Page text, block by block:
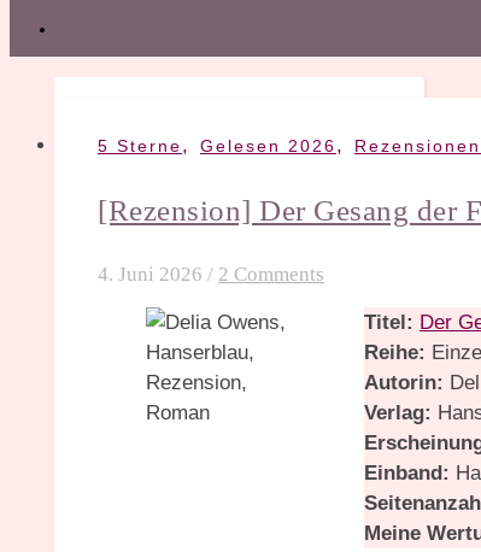
5 Sterne, Gelesen 2026, Rezensionen
[Rezension] Der Gesang der
4. Juni 2026 / 2 Comments
Titel: Der
Reihe:
Autorin:
Verlag:
Einband:
Meine